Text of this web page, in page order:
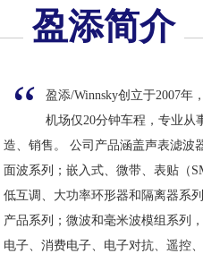
盈添简介
“
盈添/Winnsky创立于2007年
机场仅20分钟车程，专业从
造、销售。 公司产品涵盖声表滤波
面波系列；嵌入式、微带、表贴（
低互调、大功率环形器和隔离器系
产品系列；微波和毫米波模组系列
电子、消费电子、电子对抗、遥控